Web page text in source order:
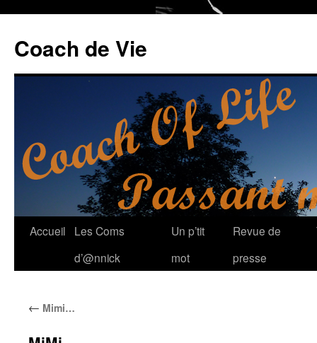
Coach de Vie
Aller
Accueil
Les Coms
d’@nnick
Un p’tit
mot
Revue de
presse
← Mimi…